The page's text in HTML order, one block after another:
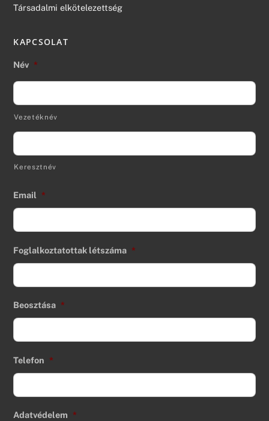
Társadalmi elkötelezettség
KAPCSOLAT
Név *
Vezetéknév
Keresztnév
Email *
Foglalkoztatottak létszáma *
Beosztása *
Telefon *
Adatvédelem *